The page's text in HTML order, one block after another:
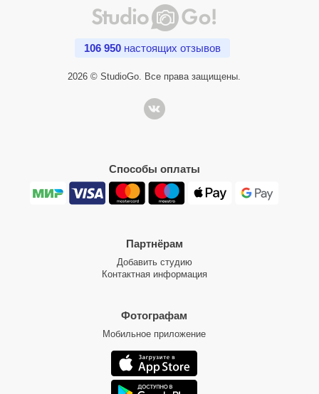
106 950 настоящих отзывов
2026 © StudioGo. Все права защищены.
Способы оплаты
Партнёрам
Добавить студию
Контактная информация
Фотографам
Мобильное приложение